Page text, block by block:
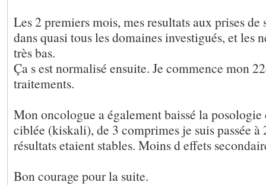
Les 2 premiers mois, mes resultats aux prises de
dans quasi tous les domaines investigués, et les
très bas.
Ça s est normalisé ensuite. Je commence mon
traitements.
Mon oncologue a également baissé la posologie
ciblée (kiskali), de 3 comprimes je suis passée à
résultats etaient stables. Moins d effets
Bon courage pour la suite.